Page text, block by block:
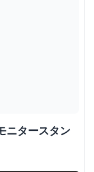
ニタースタン